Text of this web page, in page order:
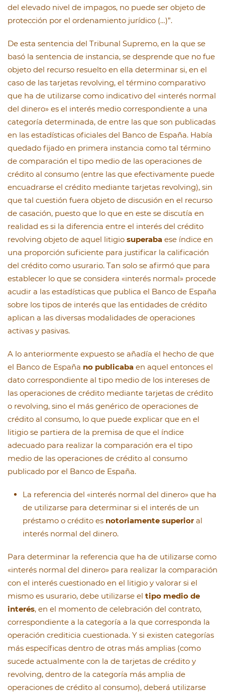
del elevado nivel de impagos, no puede ser objeto de
protección por el ordenamiento jurídico (…)”.
De esta sentencia del Tribunal Supremo, en la que se
basó la sentencia de instancia, se desprende que no fue
objeto del recurso resuelto en ella determinar si, en el
caso de las tarjetas revolving, el término comparativo
que ha de utilizarse como indicativo del «interés normal
del dinero» es el interés medio correspondiente a una
categoría determinada, de entre las que son publicadas
en las estadísticas oficiales del Banco de España. Había
quedado fijado en primera instancia como tal término
de comparación el tipo medio de las operaciones de
crédito al consumo (entre las que efectivamente puede
encuadrarse el crédito mediante tarjetas revolving), sin
que tal cuestión fuera objeto de discusión en el recurso
de casación, puesto que lo que en este se discutía en
realidad es si la diferencia entre el interés del crédito
revolving objeto de aquel litigio superaba ese índice en
una proporción suficiente para justificar la calificación
del crédito como usurario. Tan solo se afirmó que para
establecer lo que se considera «interés normal» procede
acudir a las estadísticas que publica el Banco de España
sobre los tipos de interés que las entidades de crédito
aplican a las diversas modalidades de operaciones
activas y pasivas.
A lo anteriormente expuesto se añadía el hecho de que
el Banco de España no publicaba en aquel entonces el
dato correspondiente al tipo medio de los intereses de
las operaciones de crédito mediante tarjetas de crédito
o revolving, sino el más genérico de operaciones de
crédito al consumo, lo que puede explicar que en el
litigio se partiera de la premisa de que el índice
adecuado para realizar la comparación era el tipo
medio de las operaciones de crédito al consumo
publicado por el Banco de España.
La referencia del «interés normal del dinero» que ha
de utilizarse para determinar si el interés de un
préstamo o crédito es notoriamente superior al
interés normal del dinero.
Para determinar la referencia que ha de utilizarse como
«interés normal del dinero» para realizar la comparación
con el interés cuestionado en el litigio y valorar si el
mismo es usurario, debe utilizarse el tipo medio de
interés, en el momento de celebración del contrato,
correspondiente a la categoría a la que corresponda la
operación crediticia cuestionada. Y si existen categorías
más específicas dentro de otras más amplias (como
sucede actualmente con la de tarjetas de crédito y
revolving, dentro de la categoría más amplia de
operaciones de crédito al consumo), deberá utilizarse